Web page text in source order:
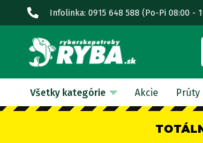
Infolinka: 0915 648 588 (Po-Pi 08:00 -
Všetky kategórie Akcie Prúty